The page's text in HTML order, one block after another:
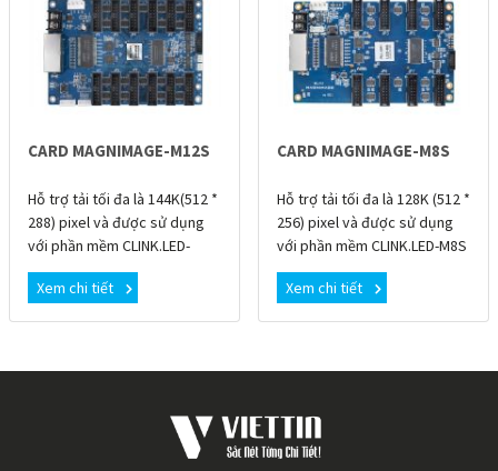
CARD MAGNIMAGE-M12S
Hỗ trợ tải tối đa là 144K(512 *
288) pixel và được sử dụng
với phần mềm CLINK.LED-
M12S là card nhận FPGA đa
năng tích hợp giao diện 12 ×
Xem chi tiết
CARD MAGNIMAGE-M8S
Hỗ trợ tải tối đa là 128K (512 *
256) pixel và được sử dụng
với phần mềm CLINK.LED-M8S
là card nhận FPGA đa năng
tích hợp giao diện 8 × HUB75,
Xem chi tiết